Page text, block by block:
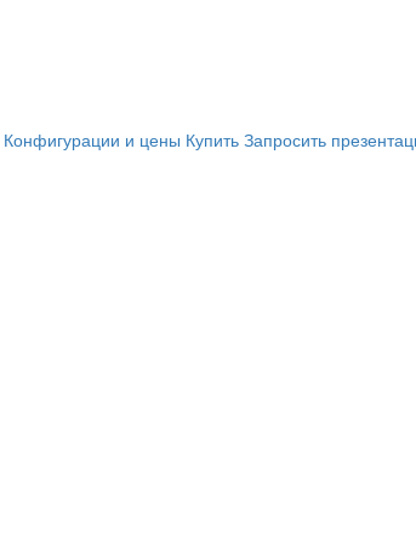
Конфигурации и цены Купить Запросить